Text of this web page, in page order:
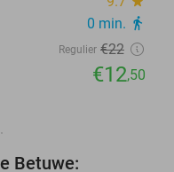
0 min. directions_walk
Regulier €22
€12,50
Betuwe: